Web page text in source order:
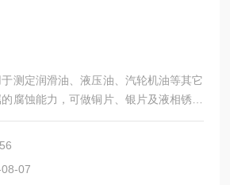
测定润滑油、液压油、汽轮机油等其它
腐蚀能力，可做铜片、银片及液相锈蚀
07